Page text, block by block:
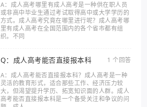
A：成人高考哪里有成人高考是一种供在职人员
或非高中毕业生通过考试取得高中或大学学历的
方式。成人高考究竟在哪里进行呢？成人高考哪
里有成人高考在全国范围内的各个省市都有组
织。不同
Q：成人高考能否直接报本科
1 个回答
A：成人高考能否直接报本科？成人高考是一种
灵活的教育形式，适合那些工作、经济压力较
大，但渴望提升学历、拓宽知识面的人群。成人
高考能否直接报本科是一个备受关注和争议的问